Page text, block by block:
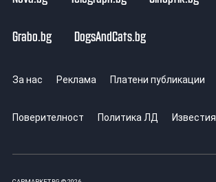
Grabo.bg DogsAndCats.bg
За нас Реклама Платени публикации
Поверителност Политика ЛД Известия